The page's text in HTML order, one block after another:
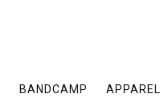
BANDCAMP APPAREL